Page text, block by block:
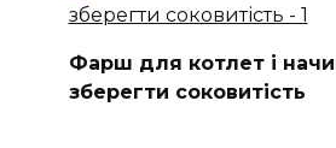
Фарш для котлет і
зберегти соковитість